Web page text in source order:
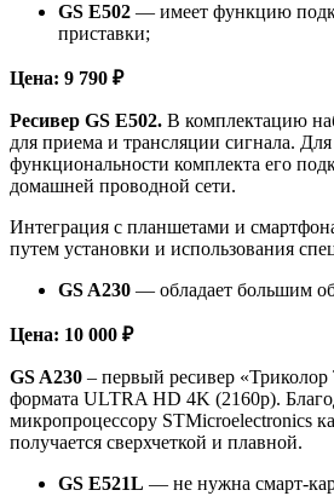
GS E502 — имеет функцию
приставки;
Цена: 9 790 ₽
Ресивер GS E502. В комплектацию
для приема и трансляции сигнала.
функциональности комплекта его
домашней проводной сети.
Интеграция с планшетами и
путем установки и использования
GS A230 — обладает большим
Цена: 10 000 ₽
GS A230 – первый ресивер
формата ULTRA HD 4K (2160p).
микропроцессору STMicroelectronics
получается сверхчеткой и плавной.
GS E521L — не нужна смарт-